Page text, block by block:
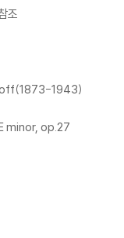
조
1943)
minor, op.27